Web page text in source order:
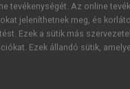
JELSZÓ
tevékenységét. Az online
jeleníthetnek meg, és
Ezek a sütik más
Ezek állandó sütik,